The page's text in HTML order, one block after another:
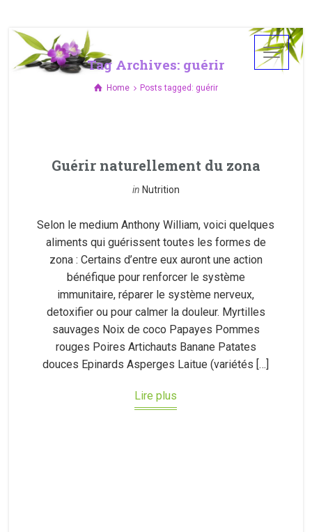
Tag Archives: guérir
Home Posts tagged: guérir
Guérir naturellement du zona
in Nutrition
Selon le medium Anthony William, voici quelques
aliments qui guérissent toutes les formes de
zona : Certains d’entre eux auront une action
bénéfique pour renforcer le système
immunitaire, réparer le système nerveux,
detoxifier ou pour calmer la douleur. Myrtilles
sauvages Noix de coco Papayes Pommes
rouges Poires Artichauts Banane Patates
douces Epinards Asperges Laitue (variétés […]
Lire plus